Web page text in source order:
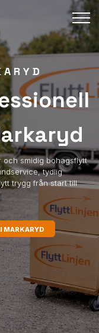
och smidig bohagsflytt
tydlig
trygg från start till
MARKARYD